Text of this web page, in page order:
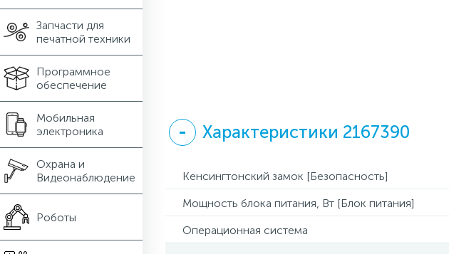
Запчасти для
печатной техники
Программное
обеспечение
Мобильная
электроника
Охрана и
Видеонаблюдение
Роботы
Характеристики 2167390
Кенсингтонский замок [Безопасность]
Мощность блока питания, Вт [Блок питания]
Операционная система